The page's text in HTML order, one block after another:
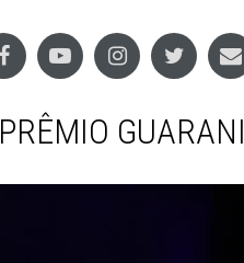
PRÊMIO GUARANI